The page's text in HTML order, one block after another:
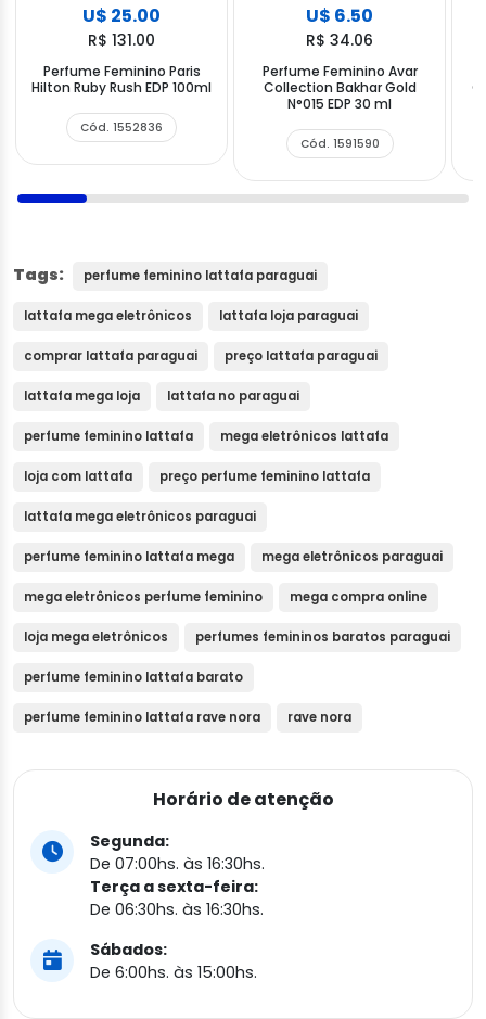
U$ 25.00
R$ 131.00
Perfume Feminino Paris
Hilton Ruby Rush EDP 100ml
Cód. 1552836
U$ 6.50
R$ 34.06
Perfume Feminino Avar
Collection Bakhar Gold
N°015 EDP 30 ml
Cód. 1591590
Tags: perfume feminino lattafa paraguai
lattafa mega eletrônicos lattafa loja paraguai
comprar lattafa paraguai preço lattafa paraguai
lattafa mega loja lattafa no paraguai
perfume feminino lattafa mega eletrônicos lattafa
loja com lattafa preço perfume feminino lattafa
lattafa mega eletrônicos paraguai
perfume feminino lattafa mega mega eletrônicos paraguai
mega eletrônicos perfume feminino mega compra online
loja mega eletrônicos perfumes femininos baratos paraguai
perfume feminino lattafa barato
perfume feminino lattafa rave nora rave nora
Horário de atenção
Segunda:
De 07:00hs. às 16:30hs.
Terça a sexta-feira:
De 06:30hs. às 16:30hs.
Sábados:
De 6:00hs. às 15:00hs.